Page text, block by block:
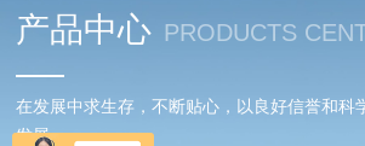
产品中心 PRODUCTS
在发展中求生存，不断贴心，以良好信誉和科
发展